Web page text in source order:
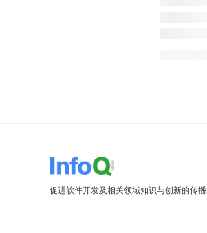
促进软件开发及相关领域知识与创新的传播